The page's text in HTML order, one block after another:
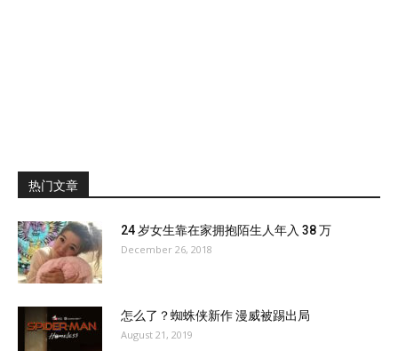
热门文章
24 岁女生靠在家拥抱陌生人年入 38 万
December 26, 2018
怎么了？蜘蛛侠新作 漫威被踢出局
August 21, 2019